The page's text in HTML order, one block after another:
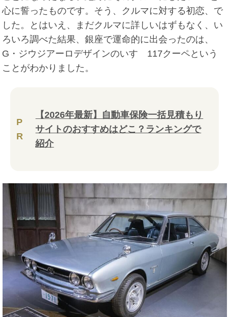
心に誓ったものです。そう、クルマに対する初恋、で
した。とはいえ、まだクルマに詳しいはずもなく、い
ろいろ調べた結果、銀座で運命的に出会ったのは、
G・ジウジアーロデザインのいすゞ117クーペという
ことがわかりました。
P
R
【2026年最新】自動車保険一括見積もり
サイトのおすすめはどこ？ランキングで
紹介